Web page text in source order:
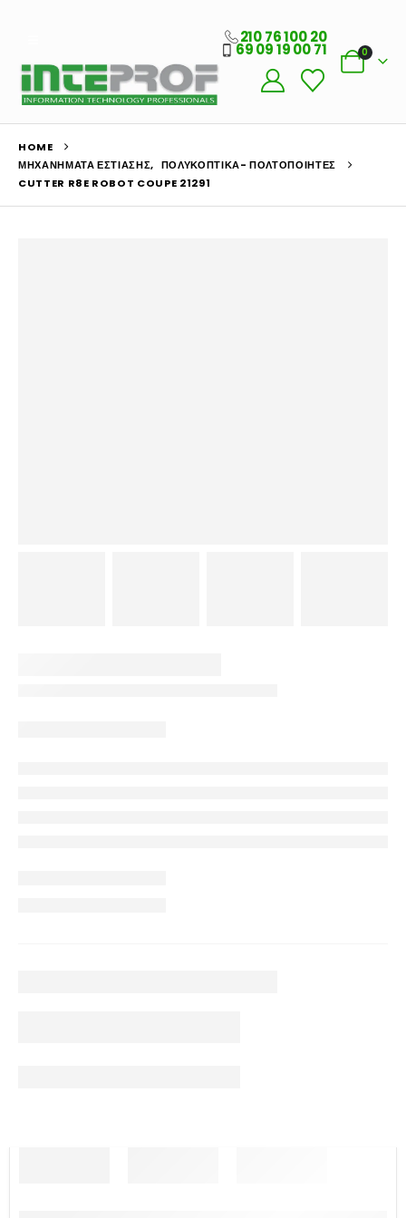
210 76 100 20
69 09 19 00 71 0
HOME
ΜΗΧΑΝΉΜΑΤΑ ΕΣΤΊΑΣΗΣ, ΠΟΛΥΚΟΠΤΙΚΆ- ΠΟΛΤΟΠΟΙΗΤΈΣ
CUTTER R8E ROBOT COUPE 21291